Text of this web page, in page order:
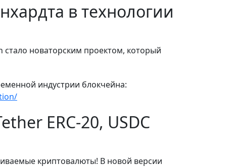
в технологии
стало новаторским проектом, который
индустрии блокчейна:
ERC-20, USDC
криптовалюты! В новой версии